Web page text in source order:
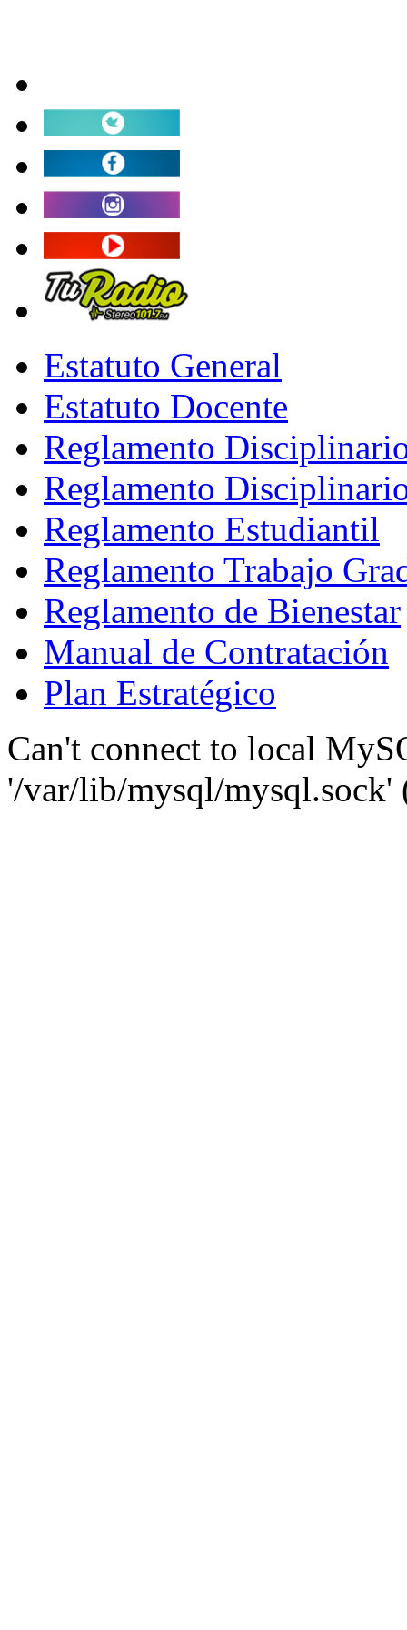
Estatuto General
Estatuto Docente
Reglamento
Reglamento
Reglamento Estudiantil
Reglamento Trabajo
Reglamento de Bienestar
Manual de Contratación
Plan Estratégico
Can't connect to local
'/var/lib/mysql/mysql.sock'